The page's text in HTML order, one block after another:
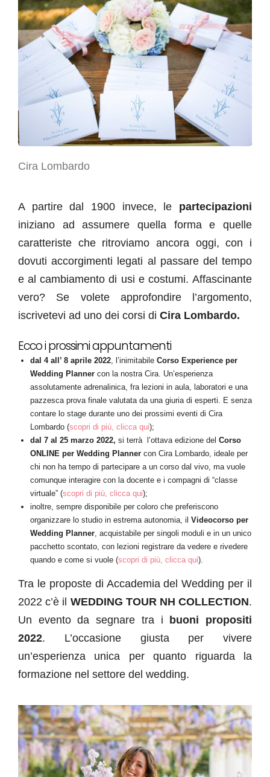
Cira Lombardo
A partire dal 1900 invece, le partecipazioni
iniziano ad assumere quella forma e quelle
caratteriste che ritroviamo ancora oggi, con i
dovuti accorgimenti legati al passare del tempo
e al cambiamento di usi e costumi. Affascinante
vero? Se volete approfondire l’argomento,
iscrivetevi ad uno dei corsi di Cira Lombardo.
Ecco i prossimi appuntamenti
dal 4 all’ 8 aprile 2022, l’inimitabile Corso Experience per
Wedding Planner con la nostra Cira. Un’esperienza
assolutamente adrenalinica, fra lezioni in aula, laboratori e una
pazzesca prova finale valutata da una giuria di esperti. E senza
contare lo stage durante uno dei prossimi eventi di Cira
Lombardo (scopri di più, clicca qui);
dal 7 al 25 marzo 2022, si terrà l’ottava edizione del Corso
ONLINE per Wedding Planner con Cira Lombardo, ideale per
chi non ha tempo di partecipare a un corso dal vivo, ma vuole
comunque interagire con la docente e i compagni di “classe
virtuale” (scopri di più, clicca qui);
inoltre, sempre disponibile per coloro che preferiscono
organizzare lo studio in estrema autonomia, il Videocorso per
Wedding Planner, acquistabile per singoli moduli e in un unico
pacchetto scontato, con lezioni registrare da vedere e rivedere
quando e come si vuole (scopri di più, clicca qui).
Tra le proposte di Accademia del Wedding per il
2022 c’è il WEDDING TOUR NH COLLECTION.
Un evento da segnare tra i
buoni propositi
2022. L’occasione giusta per vivere
un’esperienza unica per quanto riguarda la
formazione nel settore del wedding.